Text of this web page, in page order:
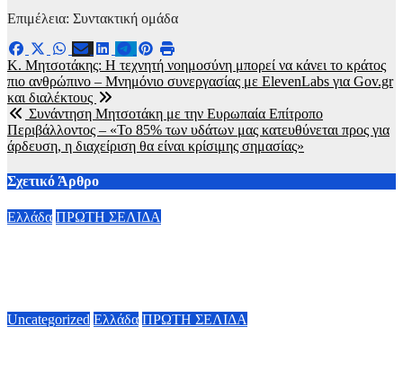
Επιμέλεια: Συντακτική ομάδα
Πλοήγηση
άρθρων
Κ. Μητσοτάκης: Η τεχνητή νοημοσύνη μπορεί να κάνει το κράτος
πιο ανθρώπινο – Μνημόνιο συνεργασίας με ElevenLabs για Gov.gr
και διαλέκτους
Συνάντηση Μητσοτάκη με την Ευρωπαία Επίτροπο
Περιβάλλοντος – «Το 85% των υδάτων μας κατευθύνεται προς για
άρδευση, η διαχείριση θα είναι κρίσιμης σημασίας»
Σχετικό Άρθρο
Ελλάδα ΠΡΩΤΗ ΣΕΛΙΔΑ
Uncategorized Ελλάδα ΠΡΩΤΗ ΣΕΛΙΔΑ